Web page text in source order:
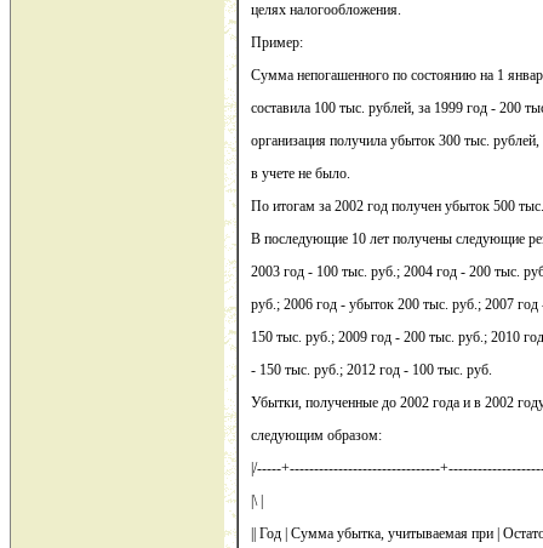
целях налогообложения.
Пример:
Сумма непогашенного по состоянию на 1
составила 100 тыс. рублей, за 1999 год - 200
организация получила убыток 300 тыс.
в учете не было.
По итогам за 2002 год получен убыток 500
В последующие 10 лет получены следующие
2003 год - 100 тыс. руб.; 2004 год - 200 тыс.
руб.; 2006 год - убыток 200 тыс. руб.; 2007
150 тыс. руб.; 2009 год - 200 тыс. руб.; 2010
- 150 тыс. руб.; 2012 год - 100 тыс. руб.
Убытки, полученные до 2002 года и в 2002
следующим образом:
|/-----+-------------------------------
|\ |
|| Год | Сумма убытка, учитываемая при |